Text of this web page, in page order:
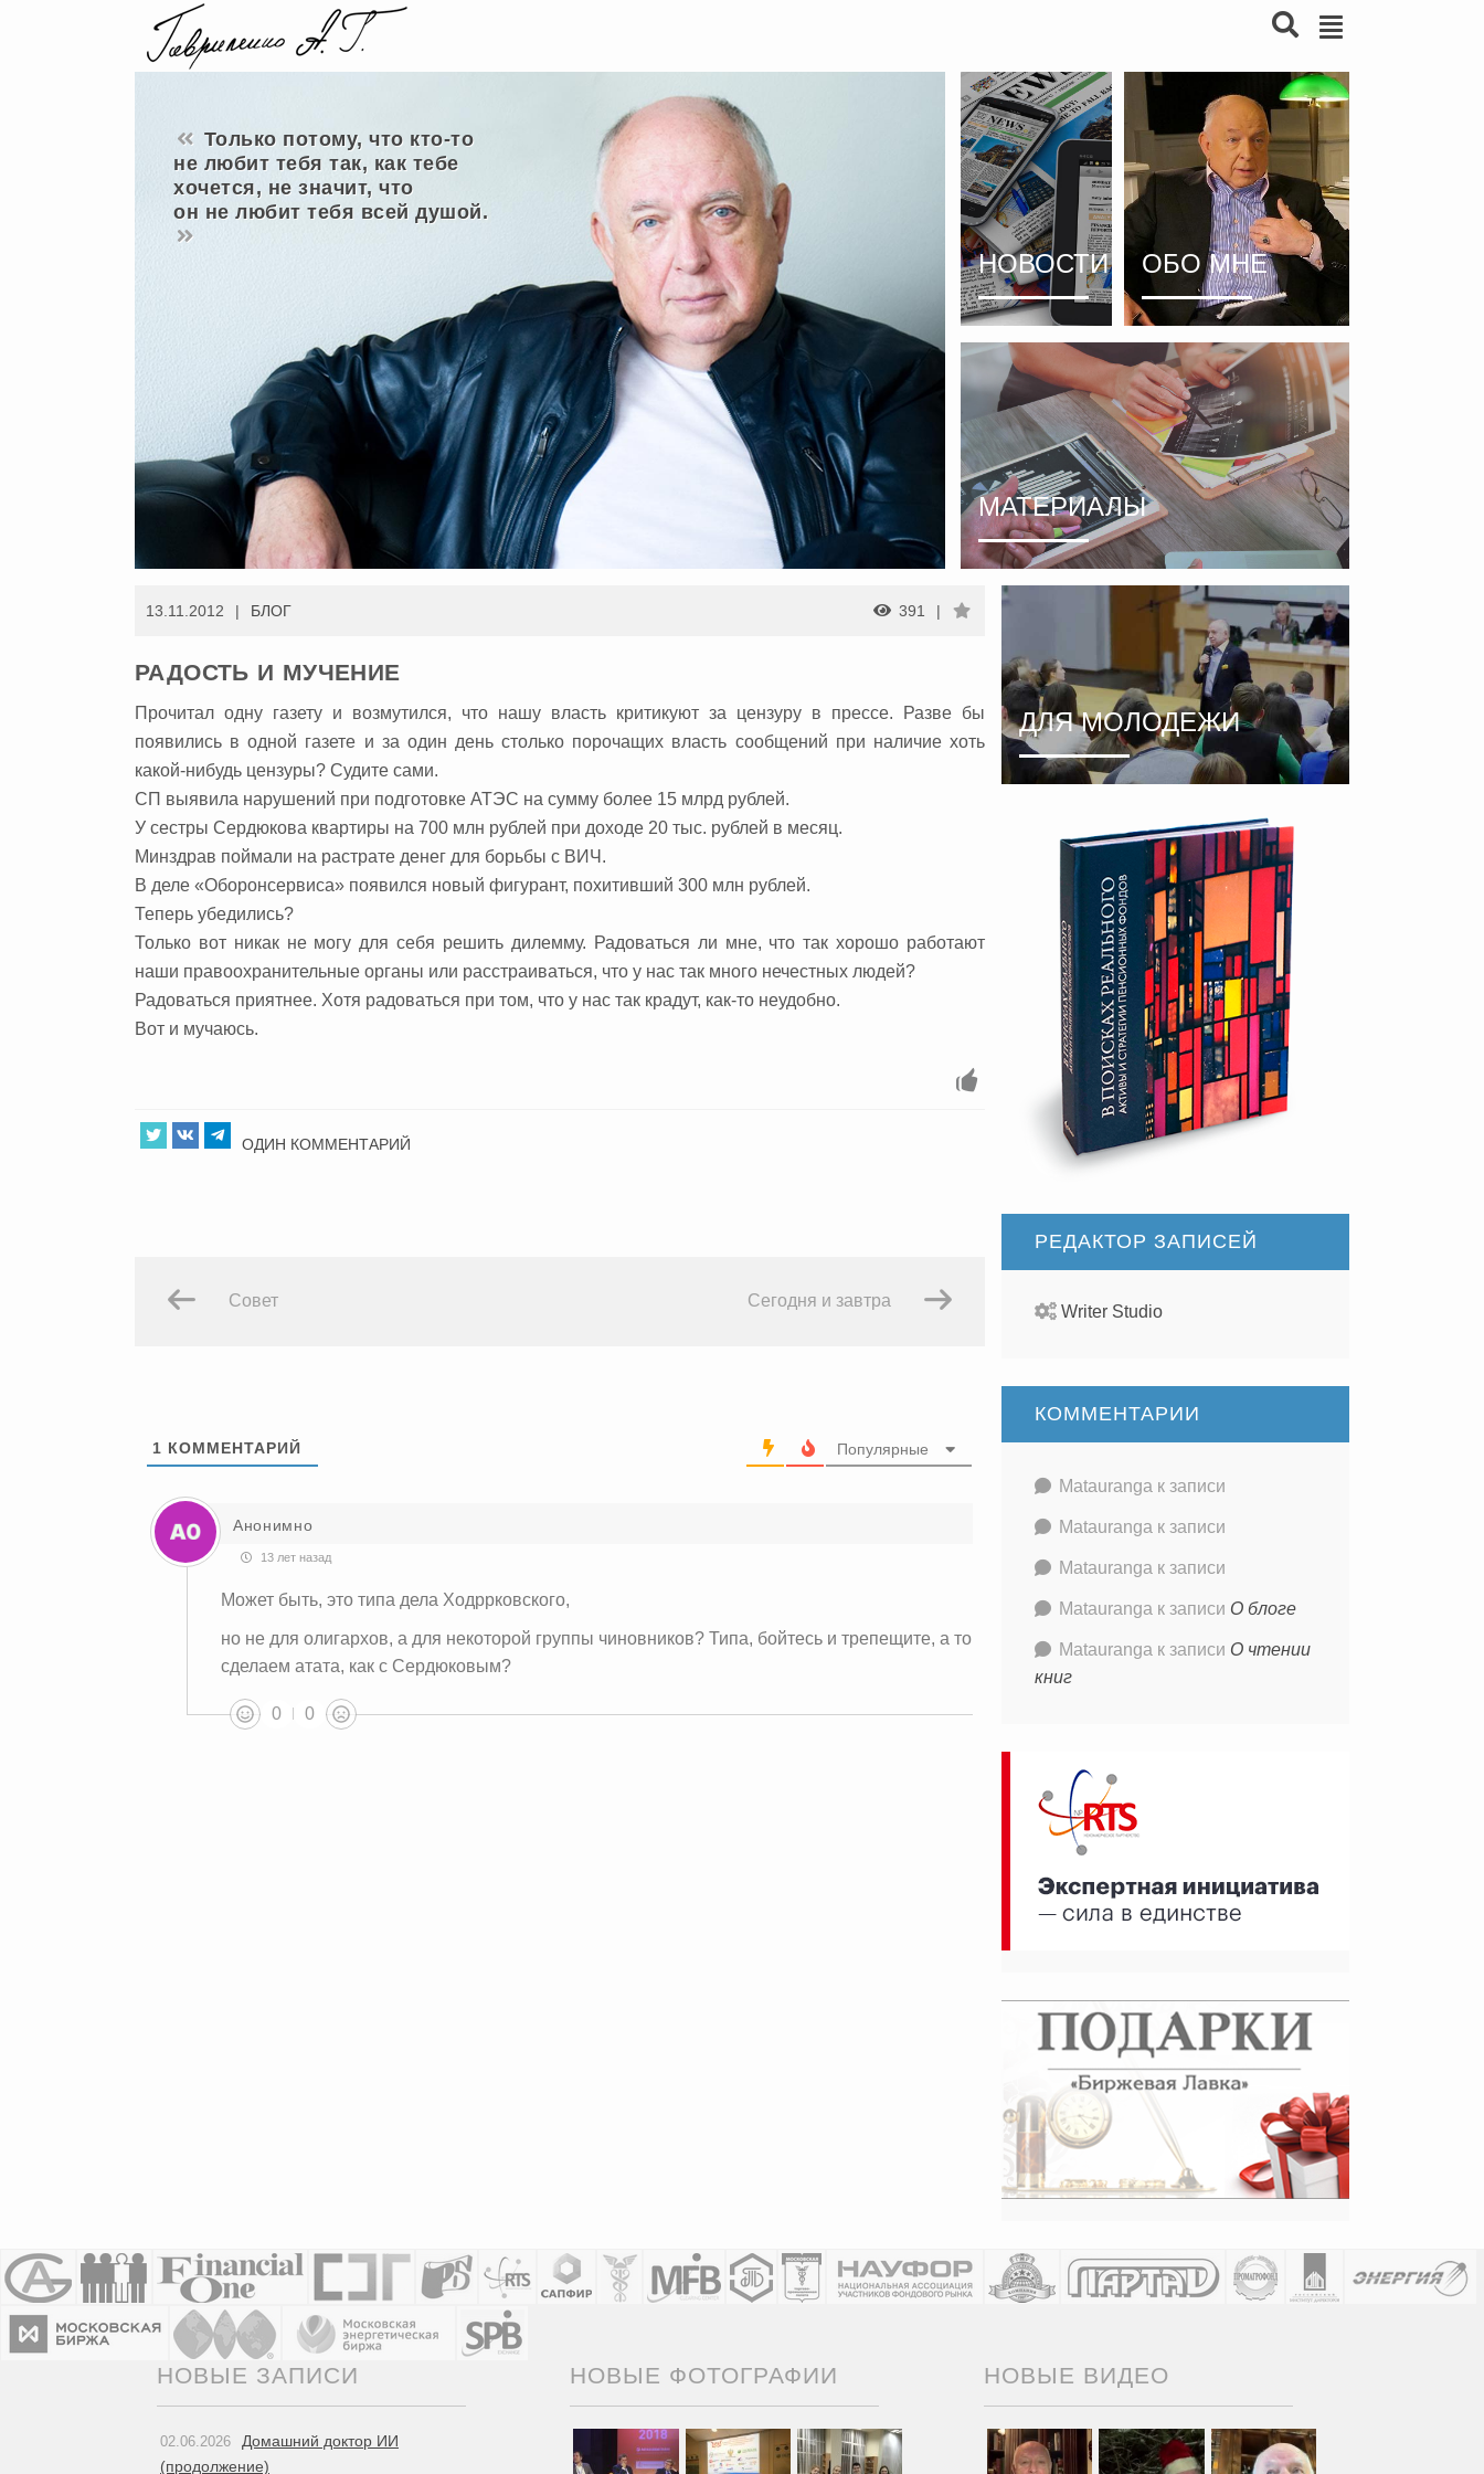
Только потому, что кто-то
не любит тебя так, как тебе
хочется, не значит, что
он не любит тебя всей душой.
НОВОСТИ ОБО МНЕ
МАТЕРИАЛЫ
13.11.2012 БЛОГ 391
РАДОСТЬ И МУЧЕНИЕ
Прочитал одну газету и возмутился, что нашу власть критикуют за цензуру в прессе. Разве бы
появились в одной газете и за один день столько порочащих власть сообщений при наличие хоть
какой-нибудь цензуры? Судите сами.
СП выявила нарушений при подготовке АТЭС на сумму более 15 млрд рублей.
У сестры Сердюкова квартиры на 700 млн рублей при доходе 20 тыс. рублей в месяц.
Минздрав поймали на растрате денег для борьбы с ВИЧ.
В деле «Оборонсервиса» появился новый фигурант, похитивший 300 млн рублей.
Теперь убедились?
Только вот никак не могу для себя решить дилемму. Радоваться ли мне, что так хорошо работают
наши правоохранительные органы или расстраиваться, что у нас так много нечестных людей?
Радоваться приятнее. Хотя радоваться при том, что у нас так крадут, как-то неудобно.
Вот и мучаюсь.
ОДИН КОММЕНТАРИЙ
Совет Сегодня и завтра
1 КОММЕНТАРИЙ Популярные
Анонимно
13 лет назад
Может быть, это типа дела Ходррковского,
но не для олигархов, а для некоторой группы чиновников? Типа, бойтесь и трепещите, а то
сделаем атата, как с Сердюковым?
0 0
ДЛЯ МОЛОДЕЖИ
РЕДАКТОР ЗАПИСЕЙ
Writer Studio
КОММЕНТАРИИ
Matauranga к записи
Matauranga к записи
Matauranga к записи
Matauranga к записи О блоге
Matauranga к записи О чтении
книг
НОВЫЕ ЗАПИСИ
02.06.2026
Домашний доктор ИИ
(продолжение)
НОВЫЕ ФОТОГРАФИИ НОВЫЕ ВИДЕО